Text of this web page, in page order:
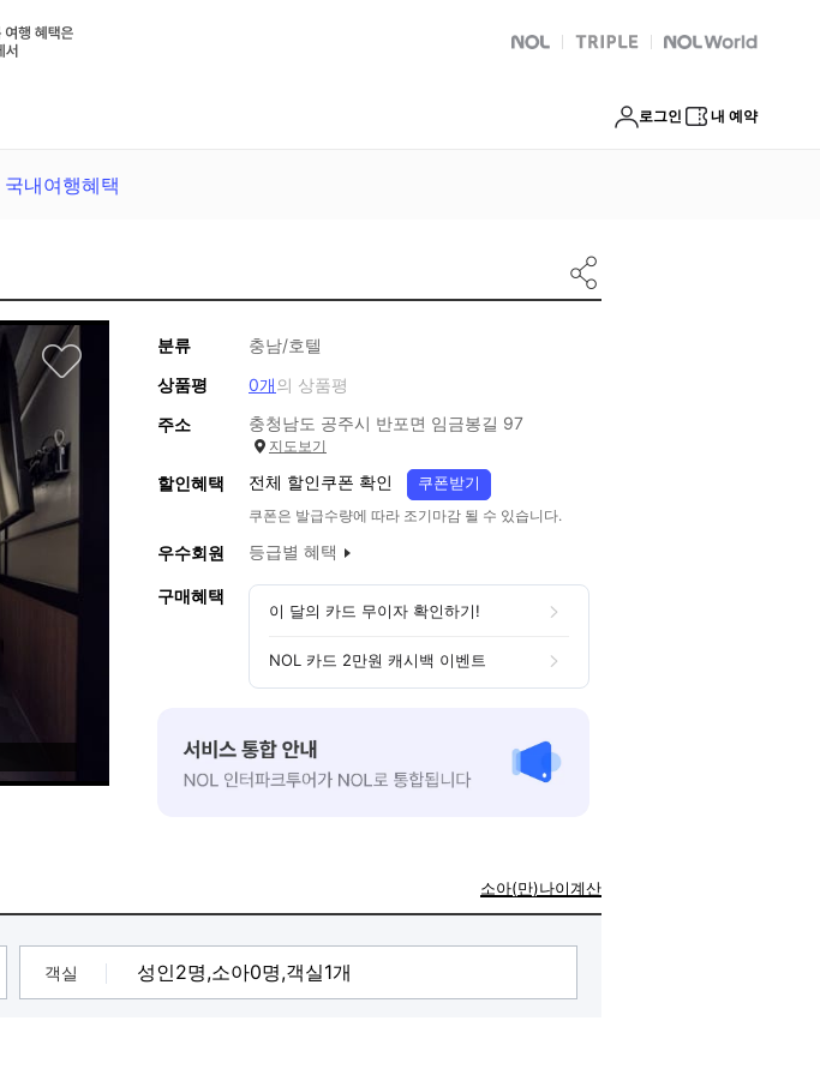
NOL 트리플 Global Interpark
로그인 내 예약
국내여행혜택
분류
충남/호텔
상품평
0개의 상품평
주소
충청남도 공주시 반포면 임금봉길 97
지도보기
할인혜택 전체 할인쿠폰 확인 쿠폰받기
쿠폰은 발급수량에 따라 조기마감 될 수 있습니다.
우수회원 등급별 혜택
구매혜택
이 달의 카드 무이자 확인하기!
NOL 카드 2만원 캐시백 이벤트
소아(만)나이계산
객실